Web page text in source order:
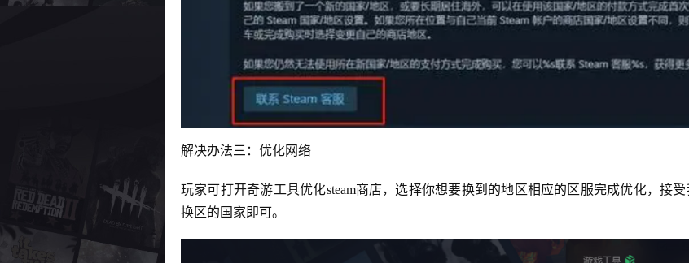
解决办法三：优化网络
玩家可打开奇游工具优化steam商店，选择你想要换到的地区相应的区服完成优化，接
换区的国家即可。